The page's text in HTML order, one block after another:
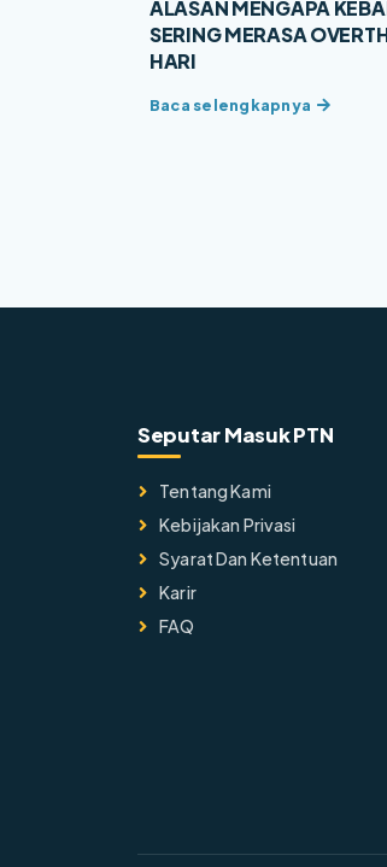
ALASAN MENGAPA
SERING MERASA
HARI
Seputar Masuk PTN
Tentang Kami
Kebijakan Privasi
Syarat Dan Ketentuan
Karir
FAQ